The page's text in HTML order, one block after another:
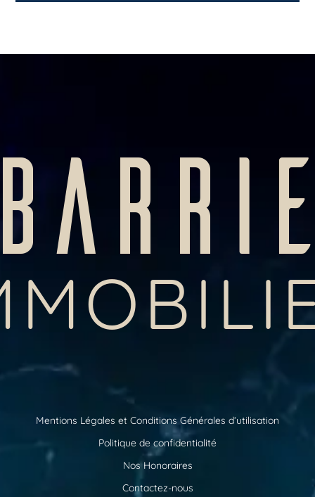
Mentions Légales et Conditions Générales d’utilisation
Politique de confidentialité
Nos Honoraires
Contactez-nous